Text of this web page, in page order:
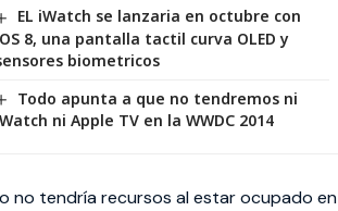
EL iWatch se lanzaria en octubre con
8, una pantalla tactil curva OLED y
biometricos
Todo apunta a que no tendremos ni
ni Apple TV en la WWDC 2014
no tendría recursos al estar ocupado en